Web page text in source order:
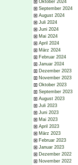
Oktober 2024
September 2024
August 2024
Juli 2024
Juni 2024
Mai 2024
April 2024
März 2024
Februar 2024
Januar 2024
Dezember 2023
November 2023
Oktober 2023
September 2023
August 2023
Juli 2023
Juni 2023
Mai 2023
April 2023
März 2023
Februar 2023
Januar 2023
Dezember 2022
November 2022